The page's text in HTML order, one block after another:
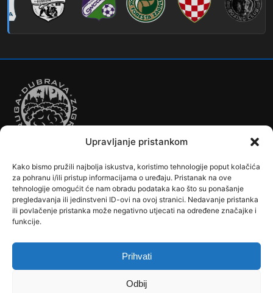
Upravljanje pristankom
Kako bismo pružili najbolja iskustva, koristimo tehnologije poput kolačića
za pohranu i/ili pristup informacijama o uređaju. Pristanak na ove
tehnologije omogućit će nam obradu podataka kao što su ponašanje
pregledavanja ili jedinstveni ID-ovi na ovoj stranici. Nedavanje pristanka
ili povlačenje pristanka može negativno utjecati na određene značajke i
funkcije.
Prihvati
Odbij
Autobusi Automobilizam Biciklizam
Borilački Sportovi
Cookie Policy (EU)
Crkve, samostani i župni uredi
Dječji vrtići
Drugi sportovi
Društva, klubovi, savezi, udruge
Dubrava u Srcu
Edukacija
Tramvaji